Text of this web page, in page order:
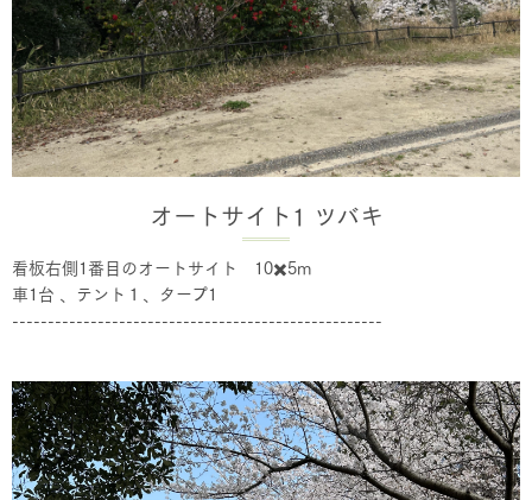
オートサイト1 ツバキ
看板右側1番目のオートサイト 10✖️5m
車1台 、テント１、タープ1
----------------------------------------------------